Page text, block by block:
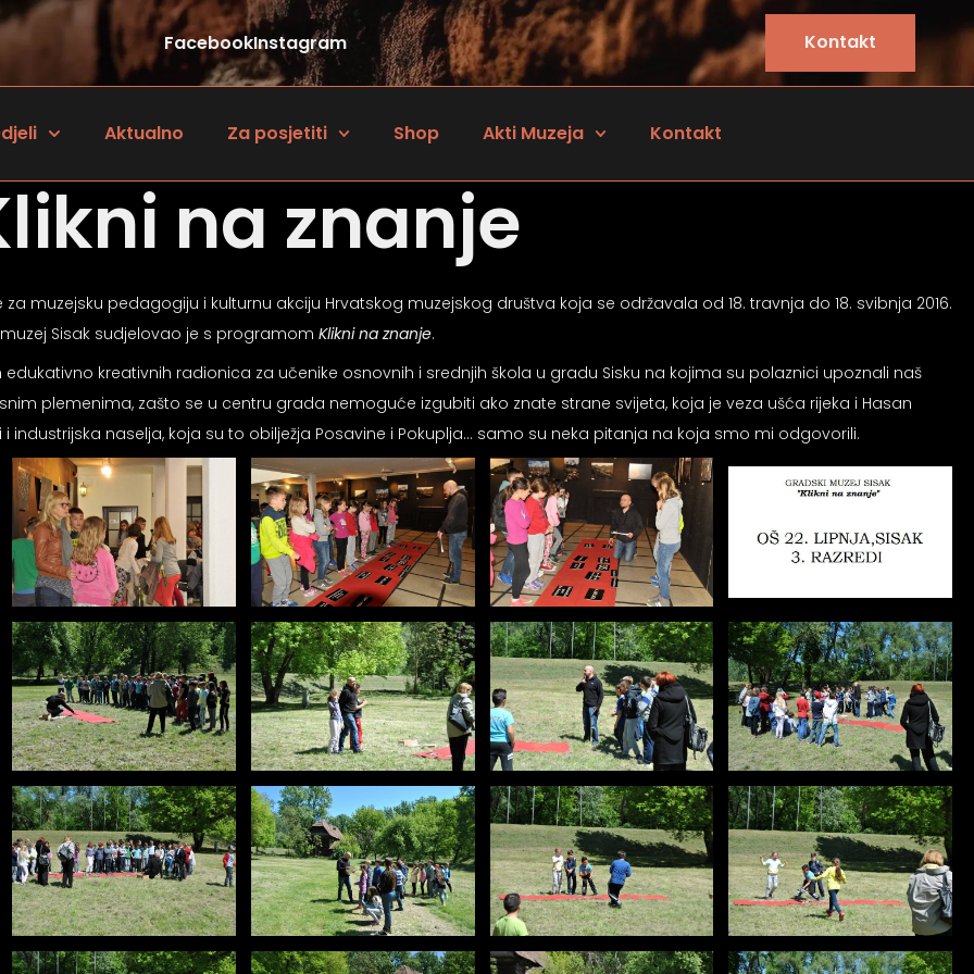
FacebookInstagram Kontakt
Aktualno Za posjetiti Shop Akti Muzeja Kontakt
na znanje
muzejsku pedagogiju i kulturnu akciju Hrvatskog muzejskog društva koja se održavala od 18. travnja do 18. svibnja 2016.
muzej Sisak sudjelovao je s programom Klikni na znanje.
kreativnih radionica za učenike osnovnih i srednjih škola u gradu Sisku na kojima su polaznici upoznali naš
plemenima, zašto se u centru grada nemoguće izgubiti ako znate strane svijeta, koja je veza ušća rijeka i Hasan
industrijska naselja, koja su to obilježja Posavine i Pokuplja… samo su neka pitanja na koja smo mi odgovorili.